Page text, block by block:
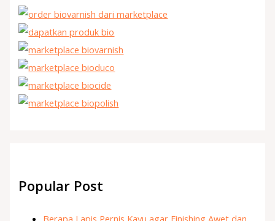
Popular Post
Berapa Lapis Pernis Kayu agar Finishing Awet dan